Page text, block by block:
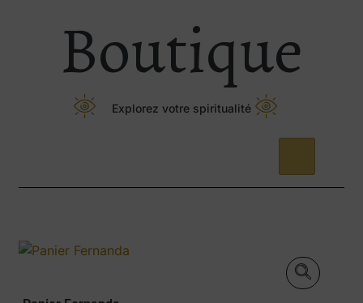
Boutique
Explorez votre spiritualité